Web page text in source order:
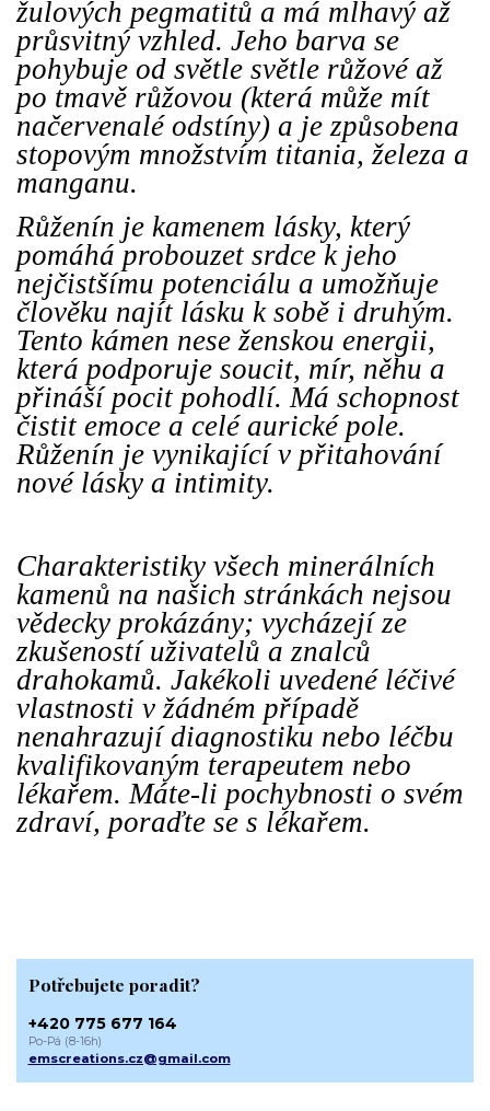
žulových pegmatitů a má mlhavý až
průsvitný vzhled. Jeho barva se
pohybuje od světle světle růžové až
po tmavě růžovou (která může mít
načervenalé odstíny) a je způsobena
stopovým množstvím titania, železa a
manganu.
Růženín je kamenem lásky, který
pomáhá probouzet srdce k jeho
nejčistšímu potenciálu a umožňuje
člověku najít lásku k sobě i druhým.
Tento kámen nese ženskou energii,
která podporuje soucit, mír, něhu a
přináší pocit pohodlí. Má schopnost
čistit emoce a celé aurické pole.
Růženín je vynikající v přitahování
nové lásky a intimity.
Charakteristiky všech minerálních
kamenů na našich stránkách nejsou
vědecky prokázány; vycházejí ze
zkušeností uživatelů a znalců
drahokamů. Jakékoli uvedené léčivé
vlastnosti v žádném případě
nenahrazují diagnostiku nebo léčbu
kvalifikovaným terapeutem nebo
lékařem. Máte-li pochybnosti o svém
zdraví, poraďte se s lékařem.
Potřebujete poradit?
+420 775 677 164
Po-Pá (8-16h)
emscreations.cz@gmail.com